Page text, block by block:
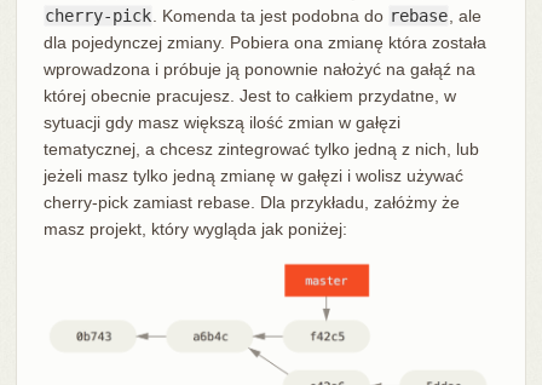
cherry-pick . Komenda ta jest podobna do rebase , ale
dla pojedynczej zmiany. Pobiera ona zmianę która została
wprowadzona i próbuje ją ponownie nałożyć na gałąź na
której obecnie pracujesz. Jest to całkiem przydatne, w
sytuacji gdy masz większą ilość zmian w gałęzi
tematycznej, a chcesz zintegrować tylko jedną z nich, lub
jeżeli masz tylko jedną zmianę w gałęzi i wolisz używać
cherry-pick zamiast rebase. Dla przykładu, załóżmy że
masz projekt, który wygląda jak poniżej: